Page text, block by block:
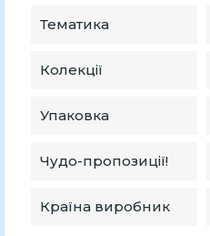
Тематика
Колекції
Упаковка
Чудо-пропозиції!
Країна виробник